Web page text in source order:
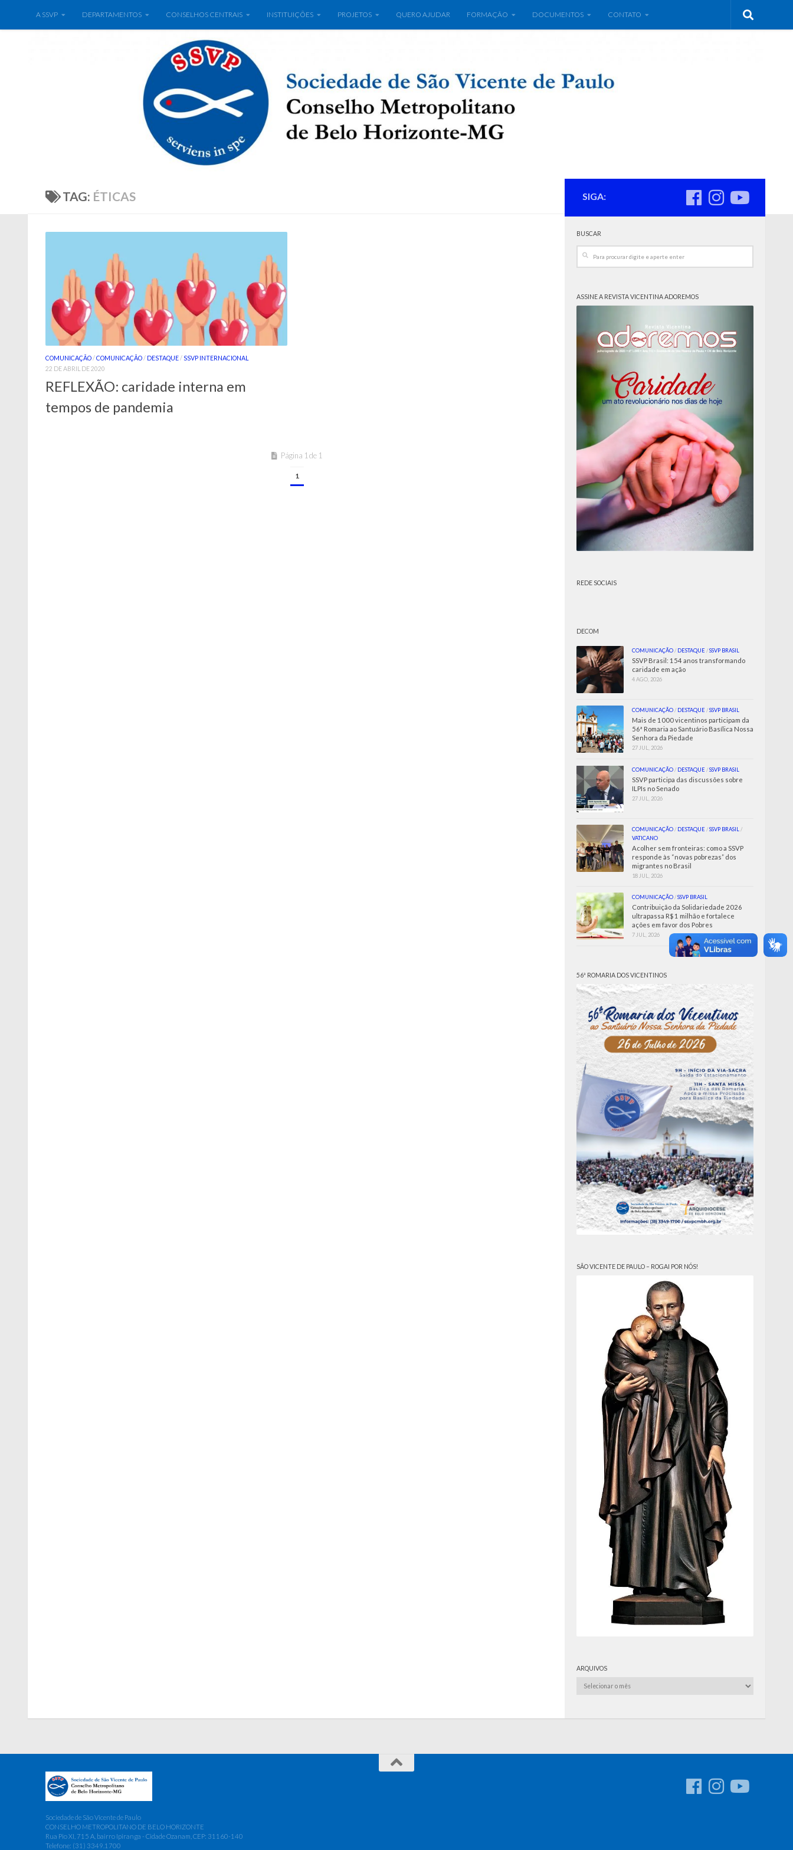
A SSVP DEPARTAMENTOS CONSELHOS CENTRAIS INSTITUIÇÕES PROJETOS QUERO AJUDAR FORMAÇÃO DOCUMENTOS CONTATO
TAG: ÉTICAS
COMUNICAÇÃO/COMUNICAÇÃO/ DESTAQUE/ SSVP INTERNACIONAL
22 DE ABRIL DE 2020
REFLEXÃO: caridade interna em
tempos de pandemia
Página 1 de 1
1
SIGA:
BUSCAR
ASSINE A REVISTA VICENTINA ADOREMOS
REDE SOCIAIS
DECOM
COMUNICAÇÃO/ DESTAQUE /SSVP BRASIL
SSVP Brasil: 154 anos transformando
caridade em ação
4 AGO, 2026
COMUNICAÇÃO/ DESTAQUE /SSVP BRASIL
Mais de 1000 vicentinos participam da
56ª Romaria ao Santuário Basílica Nossa
Senhora da Piedade
27 JUL, 2026
COMUNICAÇÃO/ DESTAQUE /SSVP BRASIL
SSVP participa das discussões sobre
ILPIs no Senado
27 JUL, 2026
COMUNICAÇÃO/ DESTAQUE /SSVP BRASIL/
VATICANO
Acolher sem fronteiras: como a SSVP
responde às “novas pobrezas” dos
migrantes no Brasil
18 JUL, 2026
COMUNICAÇÃO/SSVP BRASIL
Contribuição da Solidariedade 2026
ultrapassa R$ 1 milhão e fortalece
ações em favor dos Pobres
7 JUL, 2026
56ª ROMARIA DOS VICENTINOS
SÃO VICENTE DE PAULO – ROGAI POR NÓS!
ARQUIVOS
Arquivos
Sociedade de São Vicente de Paulo
CONSELHO METROPOLITANO DE BELO HORIZONTE
Rua Pio XI, 715 A, bairro Ipiranga - Cidade Ozanam, CEP: 31160-140
Telefone: (31) 3349.1700